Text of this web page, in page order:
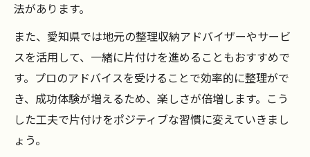
法があります。
また、愛知県では地元の整理収納アドバイザーやサービ
スを活用して、一緒に片付けを進めることもおすすめで
す。プロのアドバイスを受けることで効率的に整理がで
き、成功体験が増えるため、楽しさが倍増します。こう
した工夫で片付けをポジティブな習慣に変えていきまし
ょう。